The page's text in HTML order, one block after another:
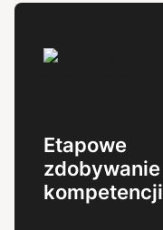
Etapowe
zdobywanie
kompetencji